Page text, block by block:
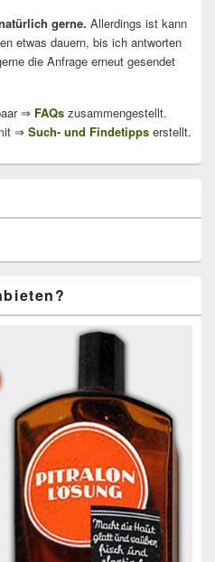
gerne. Allerdings ist kann
etwas dauern, bis ich antworten
die Anfrage erneut gesendet
⇒ FAQs zusammengestellt.
⇒ Such- und Findetipps erstellt.